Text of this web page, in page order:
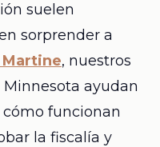
suelen
sorprender a
, nuestros
ayudan
funcionan
la fiscalía y